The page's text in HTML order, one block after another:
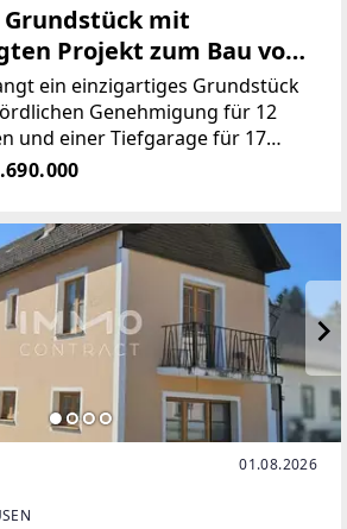
mit
Projekt zum Bau von
ein einzigartiges Grundstück
Genehmigung für 12
und einer Tiefgarage für 17
Wohnhausanlage,
mit insgesamt 12
einer
01.08.2026